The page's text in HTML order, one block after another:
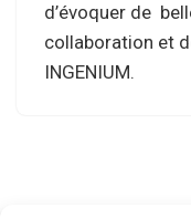
d’évoquer de
collaboration et
INGENIUM.